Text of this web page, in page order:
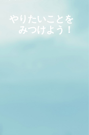
やりたいことを
みつけよう！